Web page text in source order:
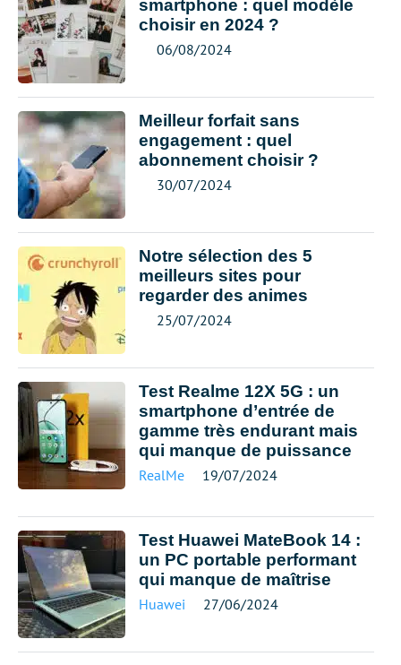
smartphone : quel modèle
choisir en 2024 ?
06/08/2024
Meilleur forfait sans
engagement : quel
abonnement choisir ?
30/07/2024
Notre sélection des 5
meilleurs sites pour
regarder des animes
25/07/2024
Test Realme 12X 5G : un
smartphone d’entrée de
gamme très endurant mais
qui manque de puissance
RealMe 19/07/2024
Test Huawei MateBook 14 :
un PC portable performant
qui manque de maîtrise
Huawei 27/06/2024